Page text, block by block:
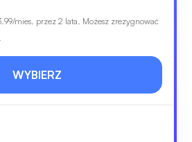
/mies. przez 2 lata. Możesz zrezygnować
WYBIERZ